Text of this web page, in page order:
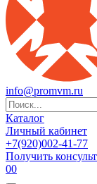
info@promvm.ru
Каталог
Личный кабинет
+7(920)002-41-77
Получить
00